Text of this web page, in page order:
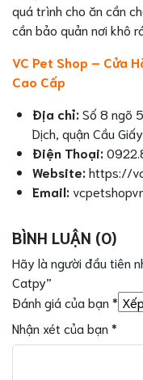
quá trình cho ăn cần
cần bảo quản nơi khô
VC Pet Shop – Cửa
Cao Cấp
Địa chỉ: Số 8 ngõ
Dịch, quận Cầu
Điện Thoại:
Website: https://
Email:
BÌNH LUẬN (0)
Hãy là người đầu tiên
Catpy”
Đánh giá của bạn *
Nhận xét của bạn *